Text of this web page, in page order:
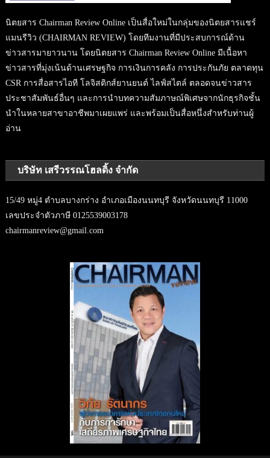
นิตยสาร Chairman Review Online เป็นสื่อใหม่ในกลุ่มของนิตยสารแชร์
แมนรีวิว (CHAIRMAN REVIEW) โดยทีมงานที่มีประสบการณ์ด้าน
ข่าวสารมายาวนาน โดยนิตยสาร Chairman Review Online มีเนื้อหา
ข่าวสารที่มุ่งเน้นด้านเศรษฐกิจ การเงินการคลัง การประกันภัย ตลาดทุน
CSR การสื่อสารไอที โลจิสติกส์ยานยนต์ ไลฟ์สไตล์ ตลอดจนข่าวสาร
ประชาสัมพันธ์อื่นๆ และการนำบทความสัมภาษณ์พิเศษจากนักธุรกิจชั้น
นำในหลายสาขาอาชีพมาเผยแพร่ และพร้อมเป็นสื่อหนึ่งสำหรับท่านผู้
อ่าน
บริษัท เสรีวรรณโฮลดิ้ง จำกัด
15/49 หมู่4 ตำบลบางกร่าง อำเภอเมืองนนทบุรี จังหวัดนนทบุรี 11000
เลขประจำตัวภาษี 0125539003178
chairmanreview@gmail.com